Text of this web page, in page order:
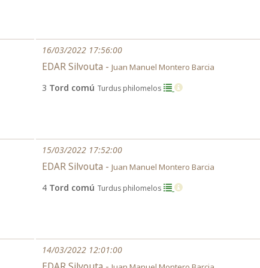
16/03/2022 17:56:00
EDAR Silvouta - Juan Manuel Montero Barcia
3 Tord comú Turdus philomelos
15/03/2022 17:52:00
EDAR Silvouta - Juan Manuel Montero Barcia
4 Tord comú Turdus philomelos
14/03/2022 12:01:00